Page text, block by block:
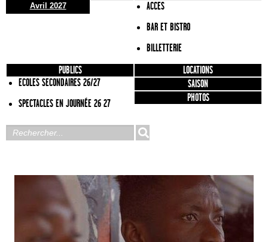
Avril 2027
ACCES
BAR ET BISTRO
BILLETTERIE
PUBLICS
ECOLES SECONDAIRES 26/27
SPECTACLES EN JOURNÉE 26 27
LOCATIONS
SAISON
PHOTOS